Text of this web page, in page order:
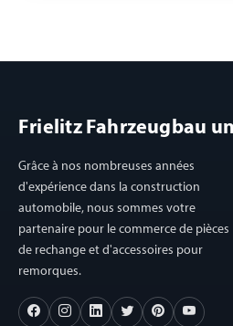
Frielitz Fahrzeugbau
Grâce à nos nombreuses années
d'expérience dans la construction
automobile, nous sommes votre
partenaire pour le commerce de pièces
de rechange et d'accessoires pour
remorques.